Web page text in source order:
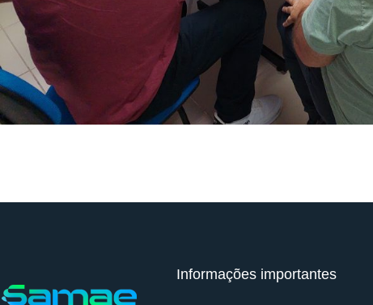
Informações importantes